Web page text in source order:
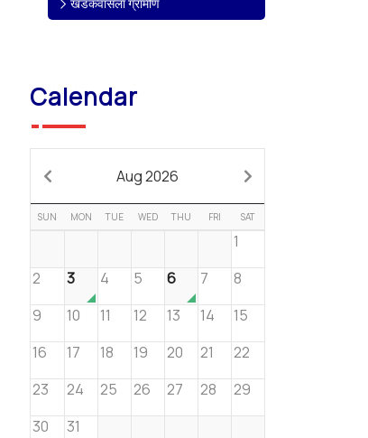
खडकवासला ग्रामीण
Calendar
Aug 2026
SUN MON TUE WED THU FRI SAT
1
2
3 4 5 6 7
8
9
10 11 12 13 14
15
16
17 18 19 20 21
22
23
24 25 26 27 28
29
30
31